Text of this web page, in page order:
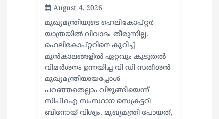
August 4, 2026
മുഖ്യമന്ത്രിയുടെ ഹെലികോപ്റ്റർ
യാത്രയിൽ വിവാദം തീരുന്നില്ല.
ഹെലികോപ്റ്ററിനെ കുറിച്ച്
മുൻകാലങ്ങളിൽ ഏറ്റവും കൂടുതൽ
വിമർശനം ഉന്നയിച്ച വി ഡി സതീശൻ
മുഖ്യമന്ത്രിയായപ്പോൾ
പറഞ്ഞതെല്ലാം വിഴുങ്ങിയെന്ന്
സിപിഐ സംസ്ഥാന സെക്രട്ടറി
ബിനോയ് വിശ്വം. മുഖ്യമന്ത്രി പോയത്,